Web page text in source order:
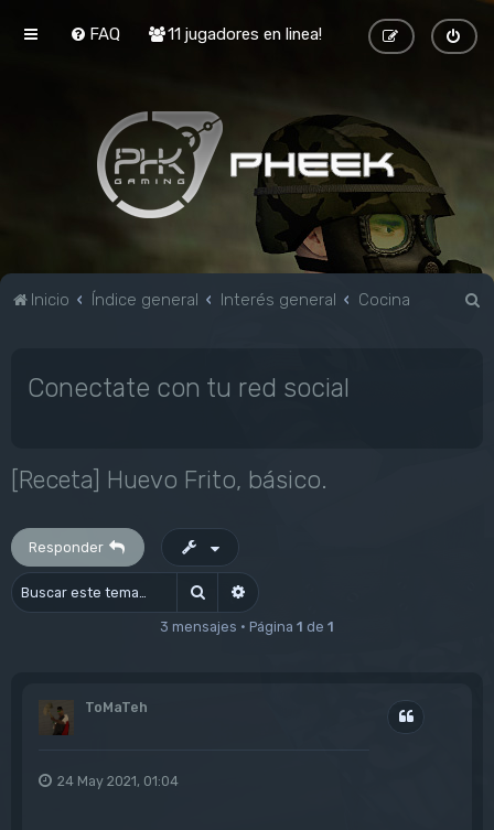
FAQ 11 jugadores en linea!
Inicio Índice general Interés general Cocina
Conectate con tu red social
[Receta] Huevo Frito, básico.
Responder
Buscar Búsqueda avanzada
3 mensajes • Página 1 de 1
ToMaTeh
Citar
24 May 2021, 01:04